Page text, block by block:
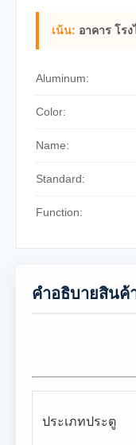
เน้น: อาคาร โร
Aluminum:
Color:
Name:
Standard:
Function:
คําอธิบายสินค้
ประเภทประตู